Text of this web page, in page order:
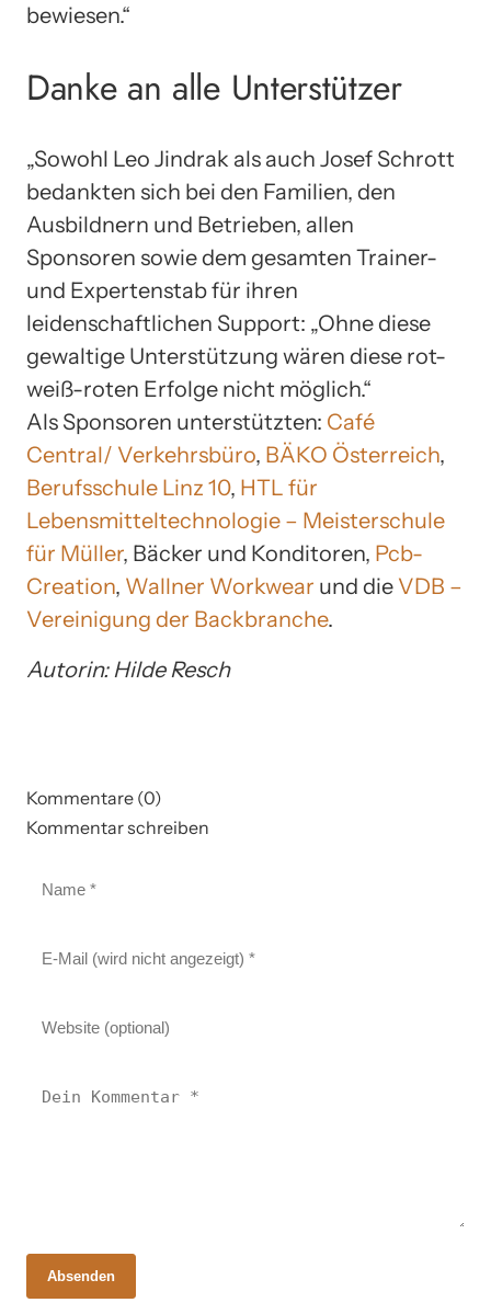
bewiesen.“
Danke an alle Unterstützer
„Sowohl Leo Jindrak als auch Josef Schrott
bedankten sich bei den Familien, den
Ausbildnern und Betrieben, allen
Sponsoren sowie dem gesamten Trainer-
und Expertenstab für ihren
leidenschaftlichen Support: „Ohne diese
gewaltige Unterstützung wären diese rot-
weiß-roten Erfolge nicht möglich.“
Als Sponsoren unterstützten: Café
Central/ Verkehrsbüro, BÄKO Österreich,
Berufsschule Linz 10, HTL für
Lebensmitteltechnologie – Meisterschule
für Müller, Bäcker und Konditoren, Pcb-
Creation, Wallner Workwear und die VDB –
Vereinigung der Backbranche.
Autorin: Hilde Resch
Kommentare (0)
Kommentar schreiben
Absenden
18. Februar 2026